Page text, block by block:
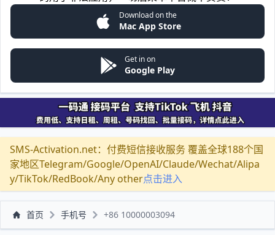
Download on the
Mac App Store
Get in on
Google Play
SMS-Activation.net：付费短信接收服务 覆盖全球188个国
家地区Telegram/Google/OpenAI/Claude/Wechat/Alipa
y/TikTok/RedBook/Any other点击进入
首页 手机号 +86 10000003094